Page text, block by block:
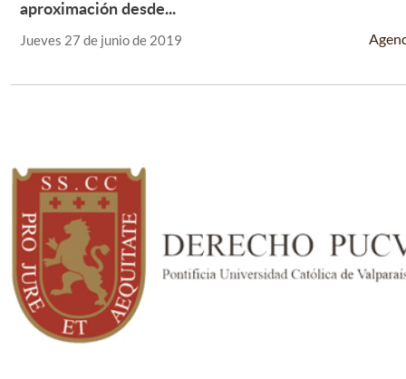
Leer Más +
aproximación desde...
Jueves 27 de junio de 2019